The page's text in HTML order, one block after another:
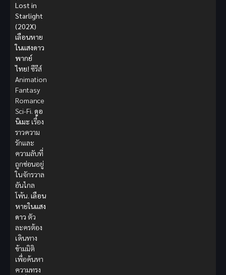
Lost in
Starlight
(202X)
เลือนหาย
ในแสงดาว
พากย์
ไทย! ซีรีส์
Animation
Fantasy
Romance
Sci-Fi. ดูอ
นิเมะ เรื่อง
ราวความ
รักและ
ความลับที่
ถูกซ่อนอยู่
ในจักรวาล
อันไกล
โพ้น. เลือน
หายในแสง
ดาว ตัว
ละครต้อง
เดินทาง
ข้ามมิติ
เพื่อค้นหา
ความทรง